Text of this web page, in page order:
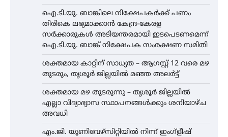
ഐ.ടി.യു. ബാങ്കിലെ നിക്ഷേപകർക്ക് പണം
തിരികെ ലഭ്യമാക്കാൻ കേന്ദ്ര-കേരള
സർക്കാരുകൾ അടിയന്തരമായി ഇടപെടണമെന്ന്
ഐ.ടി.യു. ബാങ്ക് നിക്ഷേപക സംരക്ഷണ സമിതി
ശക്തമായ കാറ്റിന് സാധ്യത – ആഗസ്റ്റ് 12 വരെ മഴ
തുടരും, തൃശൂർ ജില്ലയിൽ മഞ്ഞ അലർട്ട്
ശക്തമായ മഴ തുടരുന്നു – തൃശൂർ ജില്ലയിൽ
എല്ലാ വിദ്യാഭ്യാസ സ്ഥാപനങ്ങൾക്കും ശനിയാഴ്ച
അവധി
എം.ജി. യൂണിവേഴ്‌സിറ്റിയിൽ നിന്ന് ഇംഗ്ളീഷ്